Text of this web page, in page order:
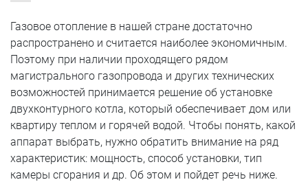
Газовое отопление в нашей стране достаточно
распространено и считается наиболее экономичным.
Поэтому при наличии проходящего рядом
магистрального газопровода и других технических
возможностей принимается решение об установке
двухконтурного котла, который обеспечивает дом или
квартиру теплом и горячей водой. Чтобы понять, какой
аппарат выбрать, нужно обратить внимание на ряд
характеристик: мощность, способ установки, тип
камеры сгорания и др. Об этом и пойдет речь ниже.